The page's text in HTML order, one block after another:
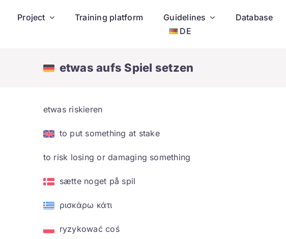
Project Training platform Guidelines Database
DE
etwas aufs Spiel setzen
etwas riskieren
to put something at stake
to risk losing or damaging something
sætte noget på spil
ρισκάρω κάτι
ryzykować coś